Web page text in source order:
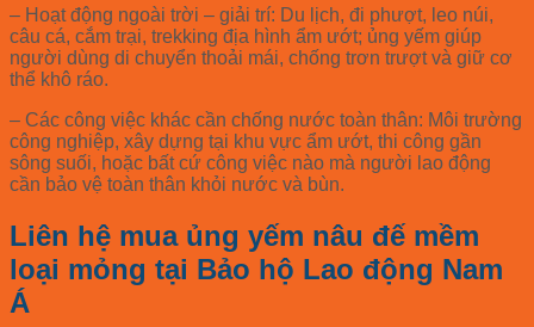
– Hoạt động ngoài trời – giải trí: Du lịch, đi phượt, leo núi,
câu cá, cắm trại, trekking địa hình ẩm ướt; ủng yếm giúp
người dùng di chuyển thoải mái, chống trơn trượt và giữ cơ
thể khô ráo.
– Các công việc khác cần chống nước toàn thân: Môi trường
công nghiệp, xây dựng tại khu vực ẩm ướt, thi công gần
sông suối, hoặc bất cứ công việc nào mà người lao động
cần bảo vệ toàn thân khỏi nước và bùn.
Liên hệ mua ủng yếm nâu đế mềm
loại mỏng tại Bảo hộ Lao động Nam
Á